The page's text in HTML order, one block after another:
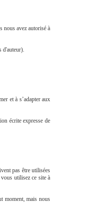
nous avez autorisé à
d'auteur).
et à s’adapter aux
écrite expresse de
pas être utilisées
utilisez ce site à
moment, mais nous